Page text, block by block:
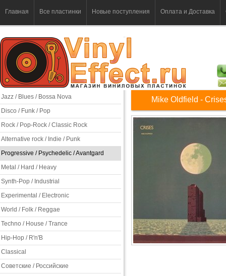
Главная Все пластинки Новые поступления Оплата и Доставка
Jazz / Blues / Bossa Nova
Disco / Funk / Pop
Rock / Pop-Rock / Classic Rock
Alternative rock / Indie / Punk
Progressive / Psychedelic / Avantgard
Metal / Hard / Heavy
Synth-Pop / Industrial
Experimental / Electronic
World / Folk / Reggae
Techno / House / Trance
Hip-Hop / R'n'B
Classical
Советские / Российские
Mike Oldfield -